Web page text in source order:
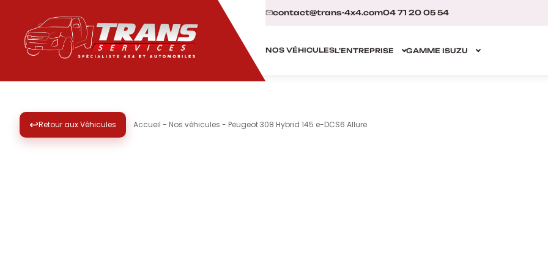
contact@trans-4x4.com04 71 20 05 54
NOS VÉHICULESL’ENTREPRISE GAMME ISUZU
↩Retour aux Véhicules Accueil - Nos véhicules - Peugeot 308 Hybrid 145 e-DCS6 Allure